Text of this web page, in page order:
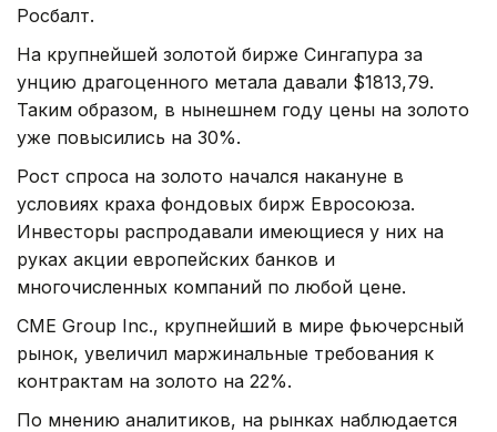
Росбалт.
На крупнейшей золотой бирже Сингапура за
унцию драгоценного метала давали $1813,79.
Таким образом, в нынешнем году цены на золото
уже повысились на 30%.
Рост спроса на золото начался накануне в
условиях краха фондовых бирж Евросоюза.
Инвесторы распродавали имеющиеся у них на
руках акции европейских банков и
многочисленных компаний по любой цене.
CME Group Inc., крупнейший в мире фьючерсный
рынок, увеличил маржинальные требования к
контрактам на золото на 22%.
По мнению аналитиков, на рынках наблюдается